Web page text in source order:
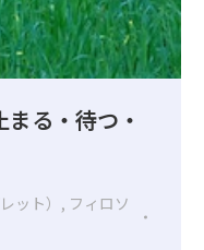
る・待つ・
ット） , フィロソ